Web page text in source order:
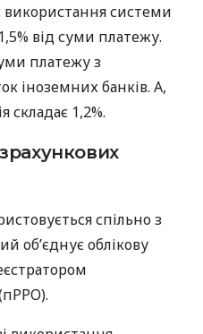
використання системи
від суми платежу.
платежу з
іноземних банків. А,
складає 1,2%.
спільно з
об’єднує облікову